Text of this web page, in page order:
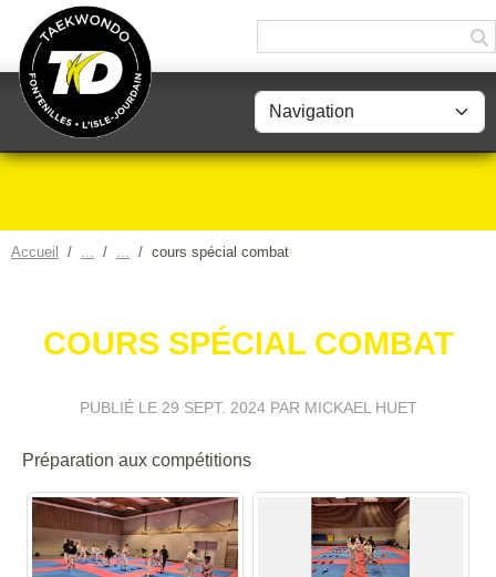
Accueil cours spécial combat
COURS SPÉCIAL COMBAT
PUBLIÉ LE 29 SEPT. 2024PAR MICKAEL HUET
Préparation aux compétitions
Panneau de gestion des cookies